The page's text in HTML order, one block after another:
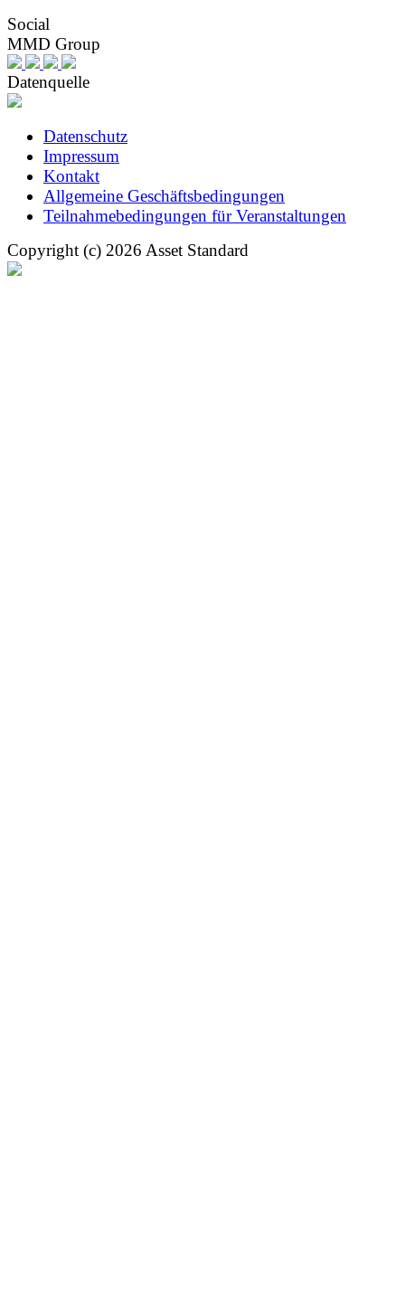
Social
MMD Group
Datenquelle
Datenschutz
Impressum
Kontakt
Allgemeine Geschäftsbedingungen
Teilnahmebedingungen für Veranstaltungen
Copyright (c) 2026 Asset Standard